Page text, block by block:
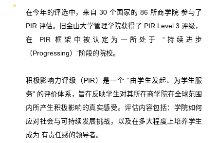
在今年的评选中，来自 30 个国家的 86 所商学院 参与了
PIR 评估。旧金山大学管理学院获得了 PIR Level 3 评级，
在 PIR 框架中被认定为一所处于 “持续进步
（Progressing）”阶段的院校。
积极影响力评级（PIR）是一个 “由学生发起、为学生服
务”的评价体系，旨在反映学生对其所在商学院在全球范围
内所产生积极影响的真实感受。评估内容包括：学院如何
应对社会与可持续发展挑战，以及在多大程度上培养学生
成为 有责任感的领导者。